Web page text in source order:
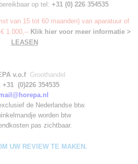
op tel: +31 (0) 226 354535
van 15 tot 60 maanden) van aparatuur of
1.000,-- Klik hier voor meer informatie >
LEASEN
v.o.f Groothandel
+31 (0)226 354535
de Nederlandse btw.
worden btw
pas zichtbaar.
UW REVIEW TE MAKEN.